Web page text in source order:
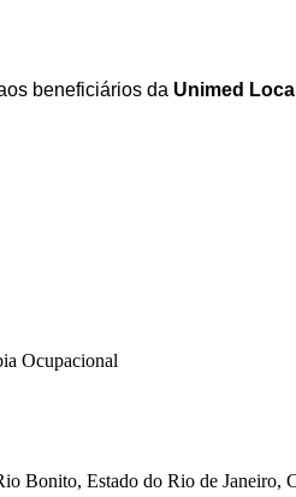
beneficiários da Unimed
Ocupacional
Bonito, Estado do Rio de Janeiro,